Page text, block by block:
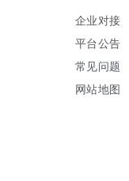
企业对接
平台公告
常见问题
网站地图